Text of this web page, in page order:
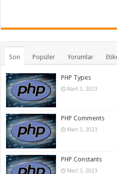
Son Popüler Yorumlar
PHP Types
Mart 3, 2023
PHP Comments
Mart 3, 2023
PHP Constants
Mart 3, 2023